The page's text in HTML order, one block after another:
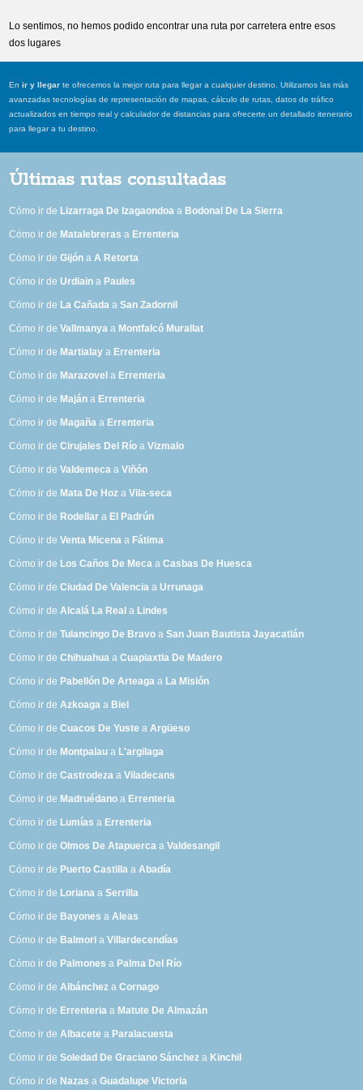
Lo sentimos, no hemos podido encontrar una ruta por carretera entre esos
dos lugares
Enir y llegar te ofrecemos la mejor ruta para llegar a cualquier destino. Utilizamos las más
avanzadas tecnologías de representación de mapas, cálculo de rutas, datos de tráfico
actualizados en tiempo real y calculador de distancias para ofrecerte un detallado itenerario
para llegar a tu destino.
Últimas rutas consultadas
Cómo ir de Lizarraga De Izagaondoa a Bodonal De La Sierra
Cómo ir de Matalebreras a Errenteria
Cómo ir deGijón aA Retorta
Cómo ir deUrdiain a Paules
Cómo ir de La Cañada aSan Zadornil
Cómo ir deVallmanya a Montfalcó Murallat
Cómo ir de Martialay a Errenteria
Cómo ir de Marazovel a Errenteria
Cómo ir de Maján a Errenteria
Cómo ir de Magaña a Errenteria
Cómo ir deCirujales Del Río aVizmalo
Cómo ir deValdemeca aViñón
Cómo ir de Mata De Hoz aVila-seca
Cómo ir de Rodellar a El Padrún
Cómo ir deVenta Micena a Fátima
Cómo ir de Los Caños De Meca aCasbas De Huesca
Cómo ir deCiudad De Valencia aUrrunaga
Cómo ir deAlcalá La Real a Lindes
Cómo ir deTulancingo De Bravo aSan Juan Bautista Jayacatlán
Cómo ir deChihuahua aCuapiaxtla De Madero
Cómo ir de Pabellón De Arteaga a La Misión
Cómo ir deAzkoaga a Biel
Cómo ir deCuacos De Yuste aArgüeso
Cómo ir de Montpalau a L'argilaga
Cómo ir deCastrodeza aViladecans
Cómo ir de Madruédano a Errenteria
Cómo ir de Lumías a Errenteria
Cómo ir deOlmos De Atapuerca aValdesangil
Cómo ir de Puerto Castilla aAbadía
Cómo ir de Loriana aSerrilla
Cómo ir de Bayones aAleas
Cómo ir de Balmori aVillardecendías
Cómo ir de Palmones a Palma Del Río
Cómo ir deAlbánchez aCornago
Cómo ir de Errenteria a Matute De Almazán
Cómo ir deAlbacete a Paralacuesta
Cómo ir deSoledad De Graciano Sánchez a Kinchil
Cómo ir de Nazas aGuadalupe Victoria